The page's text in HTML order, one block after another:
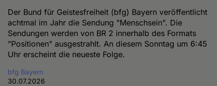
Der Bund für Geistesfreiheit (bfg) Bayern veröffentlicht
achtmal im Jahr die Sendung "Menschsein". Die
Sendungen werden von BR 2 innerhalb des Formats
"Positionen" ausgestrahlt. An diesem Sonntag um 6:45
Uhr erscheint die neueste Folge.
bfg Bayern
30.07.2026